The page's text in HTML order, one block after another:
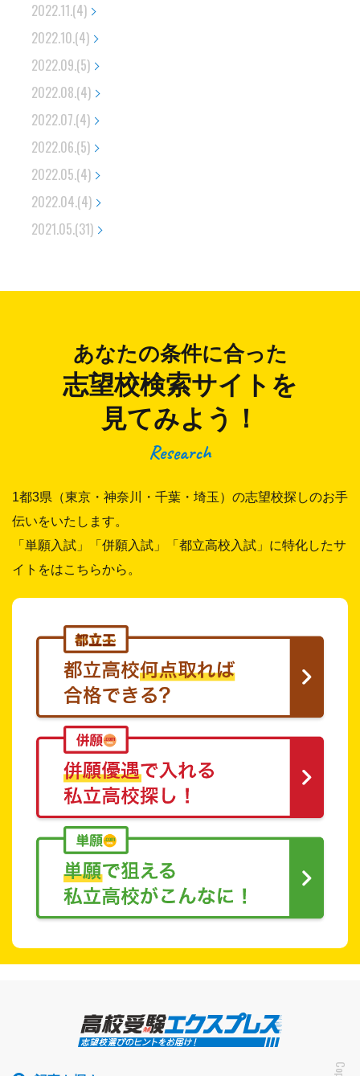
2022.11.(4)
2022.10.(4)
2022.09.(5)
2022.08.(4)
2022.07.(4)
2022.06.(5)
2022.05.(4)
2022.04.(4)
2021.05.(31)
あなたの条件に合った
志望校検索サイトを
見てみよう！
Research
1都3県（東京・神奈川・千葉・埼玉）の志望校探しのお手
伝いをいたします。
「単願入試」「併願入試」「都立高校入試」に特化したサ
イトをはこちらから。